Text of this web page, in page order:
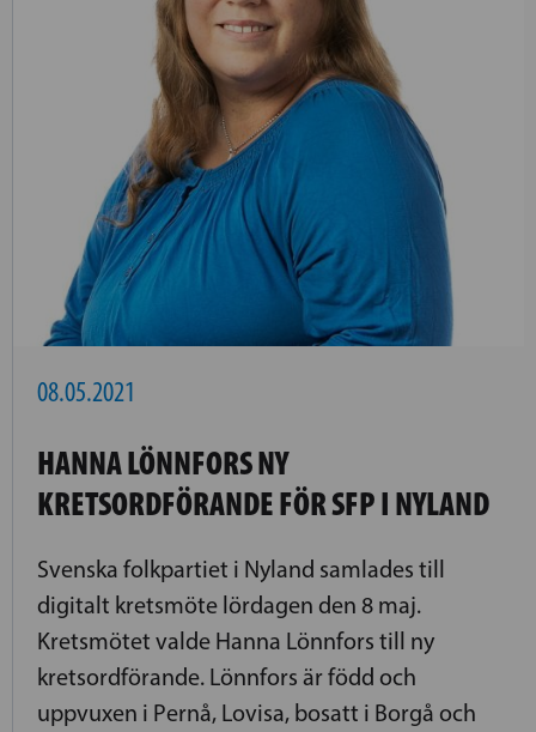
08.05.2021
HANNA LÖNNFORS NY
KRETSORDFÖRANDE FÖR SFP I NYLAND
Svenska folkpartiet i Nyland samlades till
digitalt kretsmöte lördagen den 8 maj.
Kretsmötet valde Hanna Lönnfors till ny
kretsordförande. Lönnfors är född och
uppvuxen i Pernå, Lovisa, bosatt i Borgå och